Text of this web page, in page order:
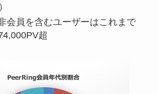
会員を含むユーザーはこれまで
超